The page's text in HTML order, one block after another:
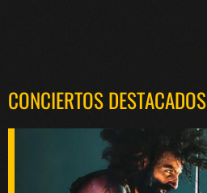
CONCIERTOS DESTACADOS